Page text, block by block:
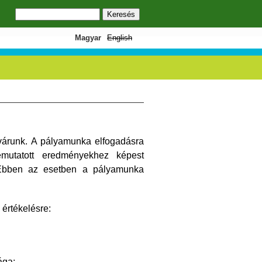
Keresés űrlap
English
Magyar
A pályamunka elfogadásra
eredményekhez képest
az esetben a pályamunka